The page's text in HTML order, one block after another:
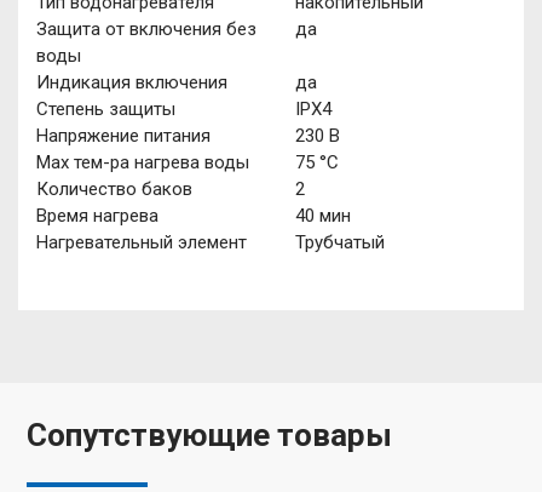
Защита от включения без
воды
да
Индикация включения
да
Степень защиты
IPX4
Напряжение питания
230 В
Мах тем-ра нагрева воды
75 °С
Количество баков
2
Время нагрева
40 мин
Нагревательный элемент
Трубчатый
Сопутствующие товары